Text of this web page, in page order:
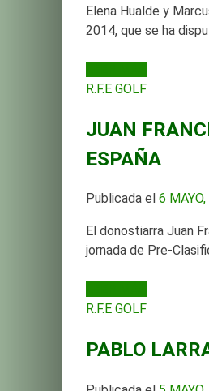
Elena Hualde y
2014, que se ha
R.F.E GOLF
JUAN
ESPAÑA
Publicada el 6
El donostiarra Juan
jornada de Pre-
R.F.E GOLF
PABLO